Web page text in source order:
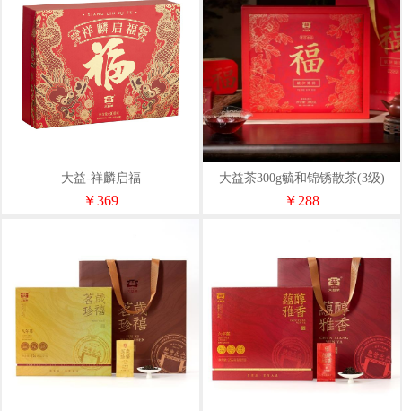
大益-祥麟启福
￥369
大益茶300g毓和锦锈散茶(3级)
￥288